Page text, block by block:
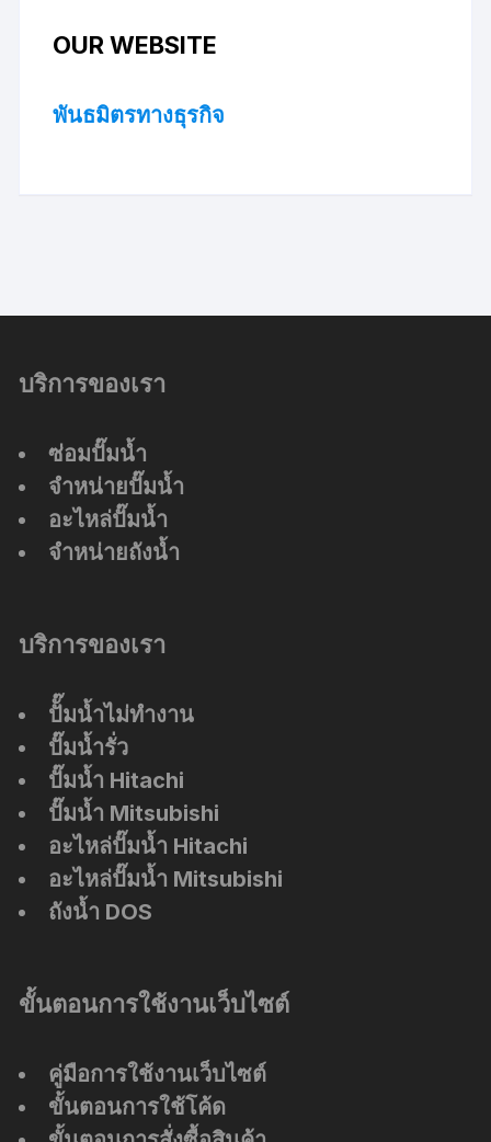
OUR WEBSITE
พันธมิตรทางธุรกิจ
บริการของเรา
ซ่อมปั๊มน้ำ
จำหน่ายปั๊มน้ำ
อะไหล่ปั๊มน้ำ
จำหน่ายถังน้ำ
บริการของเรา
ปัั๊มน้ำไม่ทำงาน
ปั๊มน้ำรั่ว
ปั๊มน้ำ Hitachi
ปั๊มน้ำ Mitsubishi
อะไหล่ปั๊มน้ำ Hitachi
อะไหล่ปั๊มน้ำ Mitsubishi
ถังน้ำ DOS
ขั้นตอนการใช้งานเว็บไซต์
คู่มือการใช้งานเว็บไซต์
ขั้นตอนการใช้โค้ด